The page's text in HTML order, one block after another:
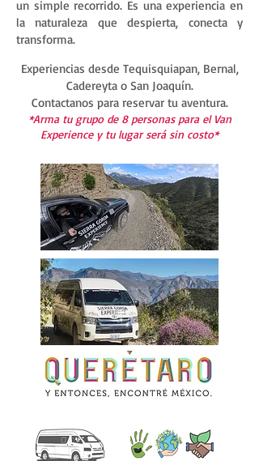
un simple recorrido. Es una experiencia en
la naturaleza que despierta, conecta y
transforma.
Experiencias desde Tequisquiapan, Bernal,
Cadereyta o San Joaquín.
Contactanos para reservar tu aventura.
*Arma tu grupo de 8 personas para el Van
Experience y tu lugar será sin costo*